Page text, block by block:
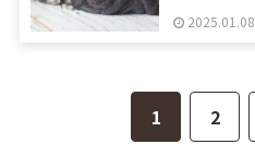
2025.01.08
1 2